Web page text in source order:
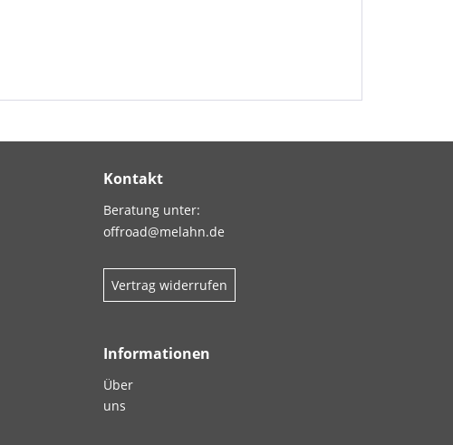
Kontakt
Beratung unter:
offroad@melahn.de
Vertrag widerrufen
Informationen
Über
uns